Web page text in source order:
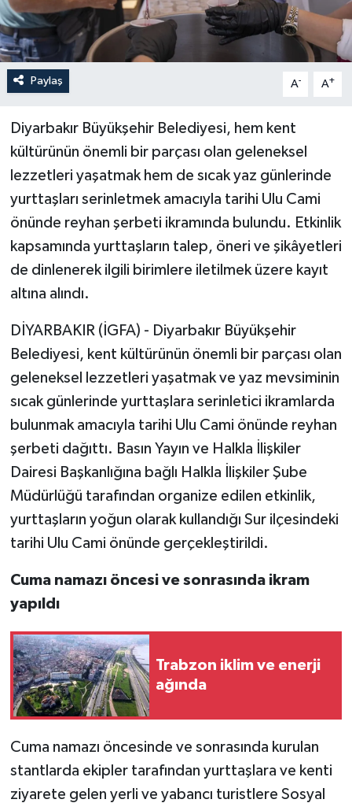
Paylaş A- A+
Diyarbakır Büyükşehir Belediyesi, hem kent
kültürünün önemli bir parçası olan geleneksel
lezzetleri yaşatmak hem de sıcak yaz günlerinde
yurttaşları serinletmek amacıyla tarihi Ulu Cami
önünde reyhan şerbeti ikramında bulundu. Etkinlik
kapsamında yurttaşların talep, öneri ve şikâyetleri
de dinlenerek ilgili birimlere iletilmek üzere kayıt
altına alındı.
DİYARBAKIR (İGFA) - Diyarbakır Büyükşehir
Belediyesi, kent kültürünün önemli bir parçası olan
geleneksel lezzetleri yaşatmak ve yaz mevsiminin
sıcak günlerinde yurttaşlara serinletici ikramlarda
bulunmak amacıyla tarihi Ulu Cami önünde reyhan
şerbeti dağıttı. Basın Yayın ve Halkla İlişkiler
Dairesi Başkanlığına bağlı Halkla İlişkiler Şube
Müdürlüğü tarafından organize edilen etkinlik,
yurttaşların yoğun olarak kullandığı Sur ilçesindeki
tarihi Ulu Cami önünde gerçekleştirildi.
Cuma namazı öncesi ve sonrasında ikram
yapıldı
Trabzon iklim ve enerji
ağında
Cuma namazı öncesinde ve sonrasında kurulan
stantlarda ekipler tarafından yurttaşlara ve kenti
ziyarete gelen yerli ve yabancı turistlere Sosyal